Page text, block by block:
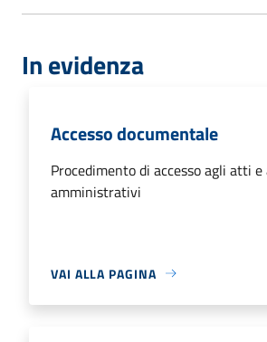
In evidenza
Accesso documentale
Procedimento di accesso agli atti
amministrativi
VAI ALLA PAGINA